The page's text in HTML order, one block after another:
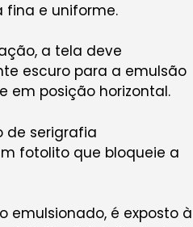
fina e uniforme.
a tela deve
escuro para a emulsão
em posição horizontal.
fotolito que bloqueie a
emulsionado, é exposto à